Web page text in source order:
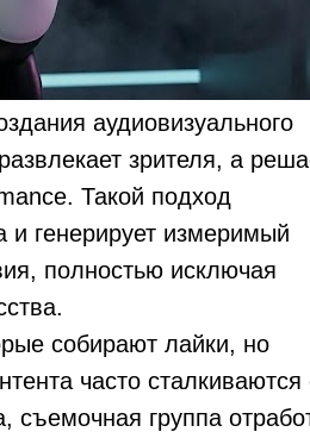
аудиовизуального
зрителя, а
Такой подход
генерирует измеримый
полностью исключая
собирают лайки, но
часто сталкиваются
съемочная группа